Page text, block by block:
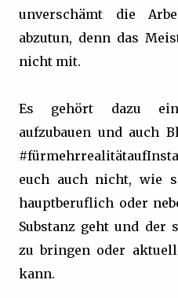
unverschämt die
abzutun, denn das
nicht mit.
Es gehört dazu
aufzubauen und auch
euch auch nicht, wie
hauptberuflich oder
Substanz geht und der
zu bringen oder
kann.